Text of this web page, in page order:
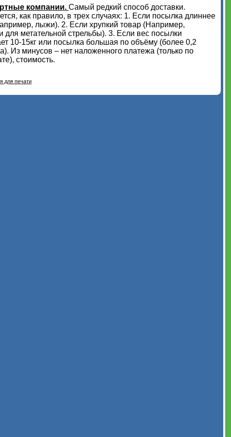
компании. Самый редкий способ доставки.
как правило, в трех случаях: 1. Если посылка длиннее
лыжи). 2. Если хрупкий товар (Например,
для метательной стрельбы). 3. Если вес посылки
10-15кг или посылка большая по объёму (более 0,2
Из минусов – нет наложенного платежа (только по
стоимость.
для печати